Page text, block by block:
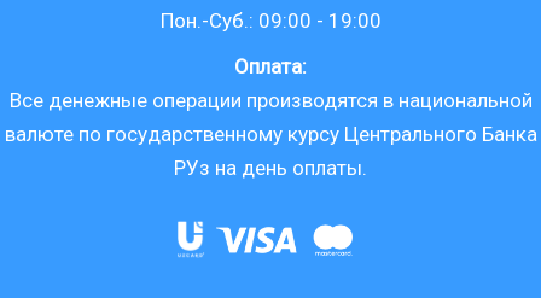
Пон.-Суб.: 09:00 - 19:00
Оплата:
Все денежные операции производятся в национальной
валюте по государственному курсу Центрального Банка
РУз на день оплаты.